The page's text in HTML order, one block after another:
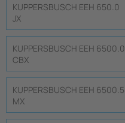
KUPPERSBUSCH EEH 650.0
JX
KUPPERSBUSCH EEH 6500.0
CBX
KUPPERSBUSCH EEH 6500.5
MX